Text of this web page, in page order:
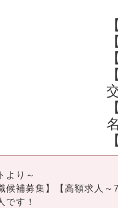
より～
候補募集】【高額求人～
です！